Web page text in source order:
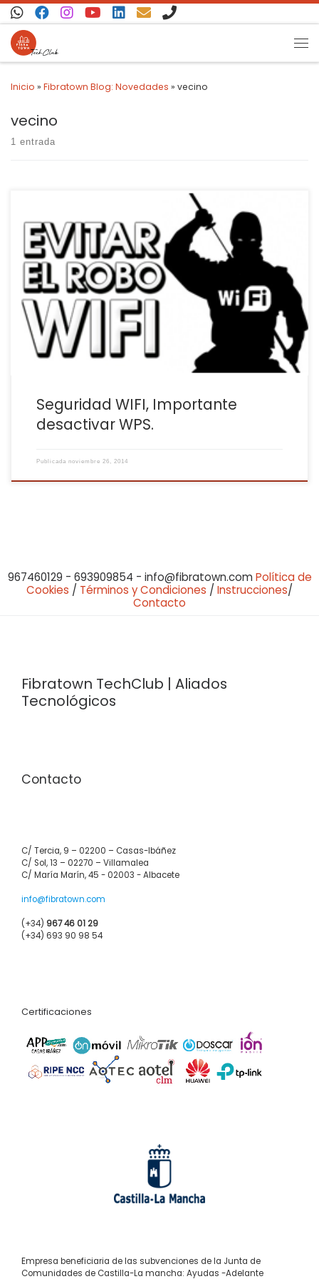
Saltar al contenido
Inicio » Fibratown Blog: Novedades » vecino
vecino
1 entrada
Hola de nuevo compañeros!! Hoy queremos hablaros un poco de
la seguridad de las redes WiFi de casa, y es que es muy habitual
oir hablar a alguien de, me va lento Internet, ¿no me estará
robando alguien señal de WiFi? Pues amigos, hay mucho piratilla
y mucho listete suelto […]
Seguridad WIFI, Importante
desactivar WPS.
Publicada noviembre 26, 2014
967460129 - 693909854 - info@fibratown.com Política de
Cookies / Términos y Condiciones / Instrucciones/
Contacto
Fibratown TechClub | Aliados
Tecnológicos
Contacto
C/ Tercia, 9 – 02200 – Casas-Ibáñez
C/ Sol, 13 – 02270 – Villamalea
C/ María Marín, 45 - 02003 - Albacete
info@fibratown.com
(+34) 967 46 01 29
(+34) 693 90 98 54
Certificaciones
Empresa beneficiaria de las subvenciones de la Junta de
Comunidades de Castilla-La mancha: Ayudas -Adelante